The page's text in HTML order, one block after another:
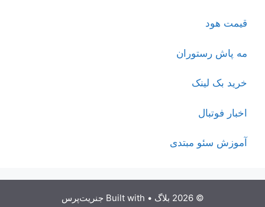
قیمت هود
مه پاش رستوران
خرید بک لینک
اخبار فوتبال
آموزش سئو مبتدی
© 2026 بلاگ • Built with جنریت‌پرس